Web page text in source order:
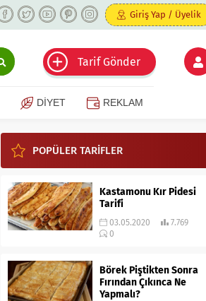
Giriş Yap / Üyelik
Tarif Gönder
DİYET REKLAM
POPÜLER TARİFLER
Kastamonu Kır Pidesi
Tarifi
03.05.2020
7.769
0
Börek Piştikten Sonra
Fırından Çıkınca Ne
Yapmalı?